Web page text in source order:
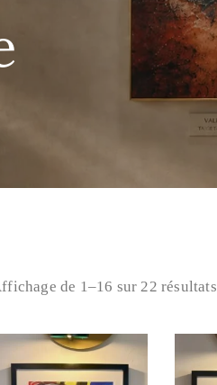
de 1–16 sur 22 résultats